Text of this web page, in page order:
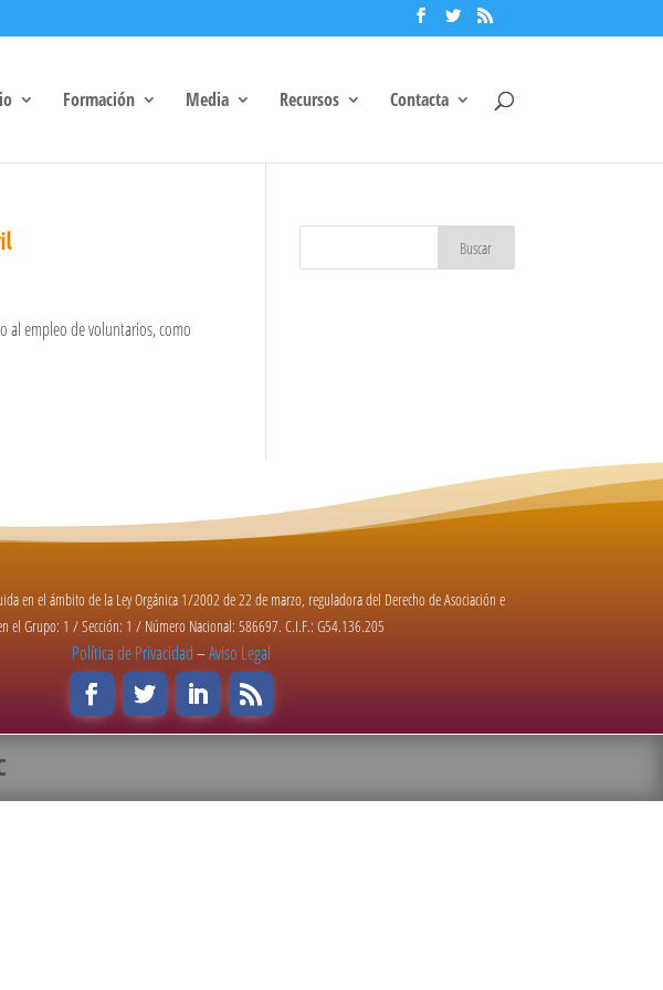
Formación Media Recursos Contacta
al empleo de voluntarios, como
en el ámbito de la Ley Orgánica 1/2002 de 22 de marzo, reguladora del Derecho de Asociación e
el Grupo: 1 / Sección: 1 / Número Nacional: 586697. C.I.F.: G54.136.205
Política de Privacidad–Aviso Legal